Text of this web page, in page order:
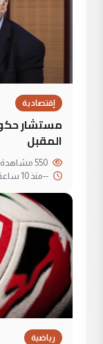
إقتصادية
مستشار
المقبل
--منذ 10 ساعة
رياضية